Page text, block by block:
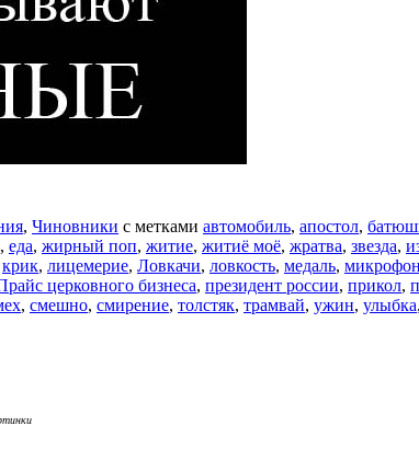
, Чиновники с метками автомобиль, апостол,
, еда, жирный поп, житие, житиё моё, жратва, звезда,
крик, лицемерие, Ловкачи, ловкость, медаль, микрофон
церковного бизнеса, президент россии, прикол,
, смешно, смирение, толстяк, трамвай, ужин, улыбка,